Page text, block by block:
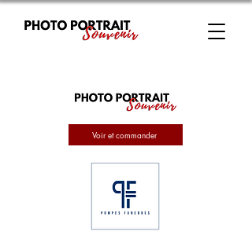
Voir et commander